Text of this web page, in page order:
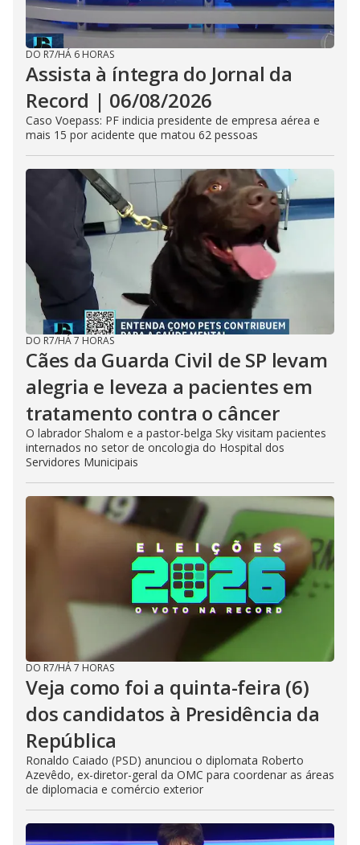
DO R7/HÁ 6 HORAS
Assista à íntegra do Jornal da
Record | 06/08/2026
Caso Voepass: PF indicia presidente de empresa aérea e
mais 15 por acidente que matou 62 pessoas
DO R7/HÁ 7 HORAS
Cães da Guarda Civil de SP levam
alegria e leveza a pacientes em
tratamento contra o câncer
O labrador Shalom e a pastor-belga Sky visitam pacientes
internados no setor de oncologia do Hospital dos
Servidores Municipais
DO R7/HÁ 7 HORAS
Veja como foi a quinta-feira (6)
dos candidatos à Presidência da
República
Ronaldo Caiado (PSD) anunciou o diplomata Roberto
Azevêdo, ex-diretor-geral da OMC para coordenar as áreas
de diplomacia e comércio exterior